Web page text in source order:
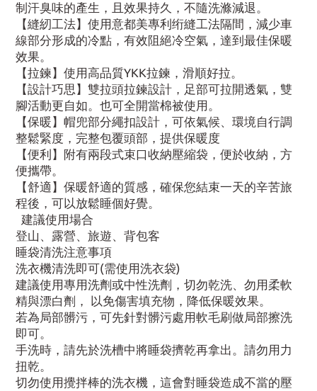
制汗臭味的產生，且效果持久，不隨洗滌減退。
【縫紉工法】使用意都美專利绗縫工法隔間，減少車
線部分形成的冷點，有效阻絕冷空氣，達到最佳保暖
效果。
【拉鍊】使用高品質YKK拉鍊，滑順好拉。
【設計巧思】雙拉頭拉鍊設計，足部可拉開透氣，雙
腳活動更自如。也可全開當棉被使用。
【保暖】帽兜部分繩扣設計，可依氣候、環境自行調
整鬆緊度，完整包覆頭部，提供保暖度
【便利】附有兩段式束口收納壓縮袋，便於收納，方
便攜帶。
【舒適】保暖舒適的質感，確保您結束一天的辛苦旅
程後，可以放鬆睡個好覺。
建議使用場合
登山、露營、旅遊、背包客
睡袋清洗注意事項
洗衣機清洗即可(需使用洗衣袋)
建議使用專用洗劑或中性洗劑，切勿乾洗、勿用柔軟
精與漂白劑， 以免傷害填充物，降低保暖效果。
若為局部髒污，可先針對髒污處用軟毛刷做局部擦洗
即可。
手洗時，請先於洗槽中將睡袋擠乾再拿出。請勿用力
扭乾。
切勿使用攪拌棒的洗衣機，這會對睡袋造成不當的壓